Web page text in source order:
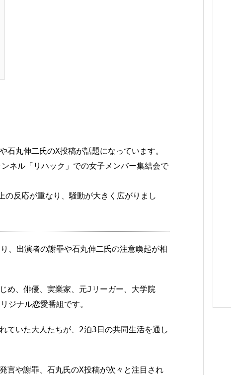
石丸伸二氏のX投稿が話題になっています。
ネル「リハック」での女子メンバー集結会で
の反応が重なり、騒動が大きく広がりまし
、出演者の謝罪や石丸伸二氏の注意喚起が相
め、俳優、実業家、元Jリーガー、大学院
ジナル恋愛番組です。
ていた大人たちが、2泊3日の共同生活を通し
言や謝罪、石丸氏のX投稿が次々と注目され